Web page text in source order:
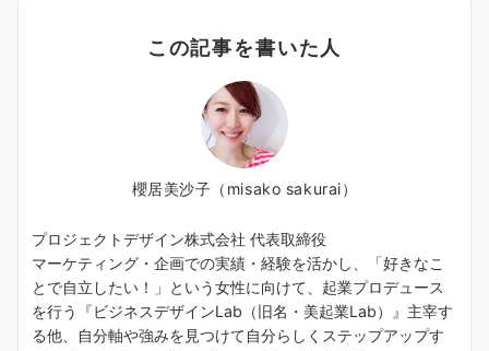
この記事を書いた人
櫻居美沙子（misako sakurai）
プロジェクトデザイン株式会社 代表取締役
マーケティング・企画での実績・経験を活かし、「好きなこ
とで自立したい！」という女性に向けて、起業プロデュース
を行う『ビジネスデザインLab（旧名・美起業Lab）』主宰す
る他、自分軸や強みを見つけて自分らしくステップアップす